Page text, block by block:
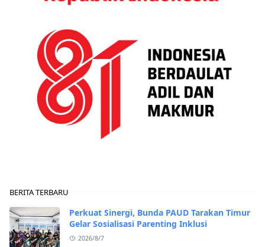
BERITA TERBARU
Perkuat Sinergi, Bunda PAUD Tarakan Timur
Gelar Sosialisasi Parenting Inklusi
2026/8/7